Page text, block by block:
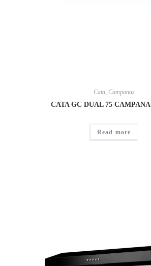
Cata, Campanas
CATA GC DUAL 75
Read more